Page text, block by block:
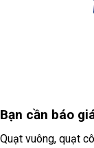
Bạn cần báo
Quạt vuông, quạt